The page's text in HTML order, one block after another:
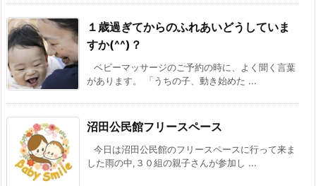
１歳過ぎてからのふれあいどうしていま
すか(^^)？
ベビーマッサージのご予約の時に、よく聞く言葉
があります。 「うちの子、動き始めた ...
沼田公民館フリースペース
今日は沼田公民館のフリースペースに行って来ま
した雨の中,３０組の親子さんが参加し ...